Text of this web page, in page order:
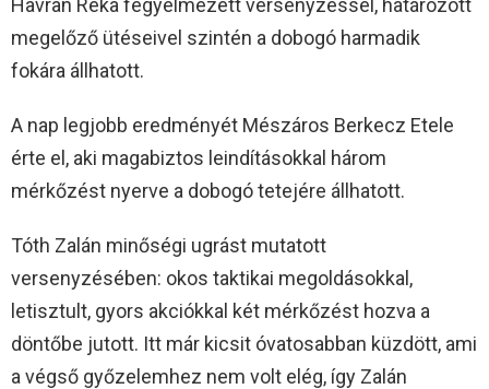
Havran Réka fegyelmezett versenyzéssel, határozott
megelőző ütéseivel szintén a dobogó harmadik
fokára állhatott.
A nap legjobb eredményét Mészáros Berkecz Etele
érte el, aki magabiztos leindításokkal három
mérkőzést nyerve a dobogó tetejére állhatott.
Tóth Zalán minőségi ugrást mutatott
versenyzésében: okos taktikai megoldásokkal,
letisztult, gyors akciókkal két mérkőzést hozva a
döntőbe jutott. Itt már kicsit óvatosabban küzdött, ami
a végső győzelemhez nem volt elég, így Zalán